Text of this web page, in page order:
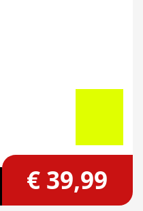
€ 39,99